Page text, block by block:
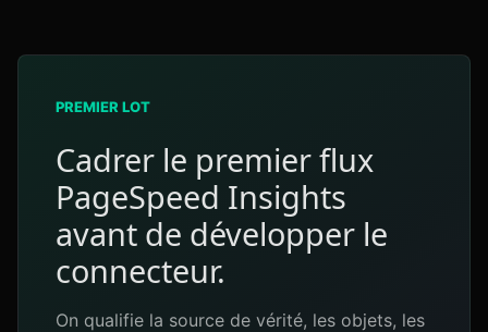
PREMIER LOT
Cadrer le premier flux
PageSpeed Insights
avant de développer le
connecteur.
On qualifie la source de vérité, les objets, les